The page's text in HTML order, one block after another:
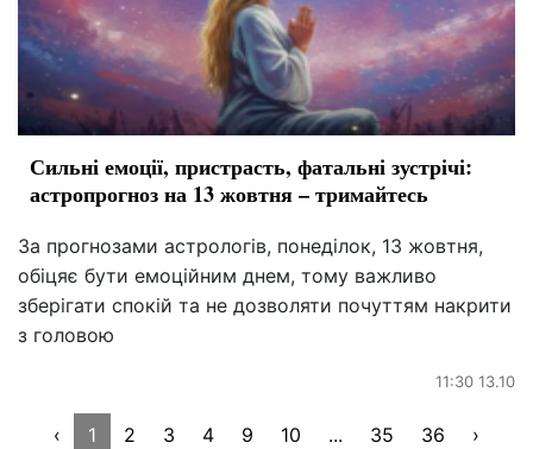
Сильні емоції, пристрасть, фатальні зустрічі:
астропрогноз на 13 жовтня – тримайтесь
За прогнозами астрологів, понеділок, 13 жовтня,
обіцяє бути емоційним днем, тому важливо
зберігати спокій та не дозволяти почуттям накрити
з головою
11:30 13.10
‹ 1 2 3 4 9 10 ... 35 36 ›